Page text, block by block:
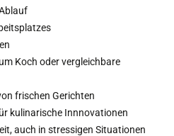
Koch oder vergleichbare
frischen Gerichten
kulinarische Innnovationen
auch in stressigen Situationen